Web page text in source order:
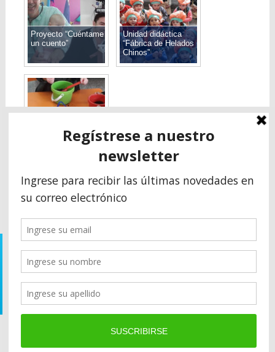
Proyecto “Cuéntame
un cuento”
Unidad didáctica
“Fábrica de Helados
Chinos”
almácigos o siembra
indirecta en Sala
Av. 74 N° 2560 Necochea - Prov. Buenos Aires - Argentina
Teléfono: (02262) 42-2876
Email: administracion@institutohumboldt.com.ar
© 1961-2019 - Instituto Humboldt - Av. 74 N° 2560 Necochea -